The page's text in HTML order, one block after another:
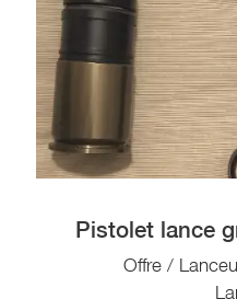
Pistolet lance
Offre /